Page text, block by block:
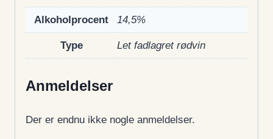
Alkoholprocent 14,5%
Type Let fadlagret rødvin
Anmeldelser
Der er endnu ikke nogle anmeldelser.